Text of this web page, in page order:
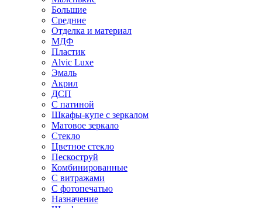
Большие
Средние
Отделка и материал
МДФ
Пластик
Alvic Luxe
Эмаль
Акрил
ДСП
С патиной
Шкафы-купе с зеркалом
Матовое зеркало
Стекло
Цветное стекло
Пескоструй
Комбинированные
С витражами
С фотопечатью
Назначение